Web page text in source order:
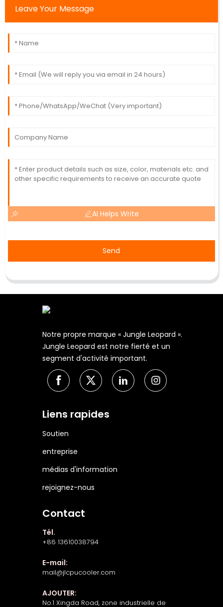
Leave Your Message
AI Helps Write
Send
Notre propre marque « Jungle Leopard ».
Jungle Leopard est notre fierté et un
segment d'activité important.
Liens rapides
Soutien
entreprise
médias d'information
rejoignez-nous
Contact
Tél.
+86 13610038794
E-mail:
mail@jlcpucooler.com
AJOUTER:
No.1 Xingda Road, zone industrielle de